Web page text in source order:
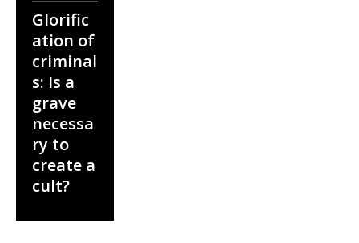
Glorific
ation of
criminal
s: Is a
grave
necessa
ry to
create a
cult?